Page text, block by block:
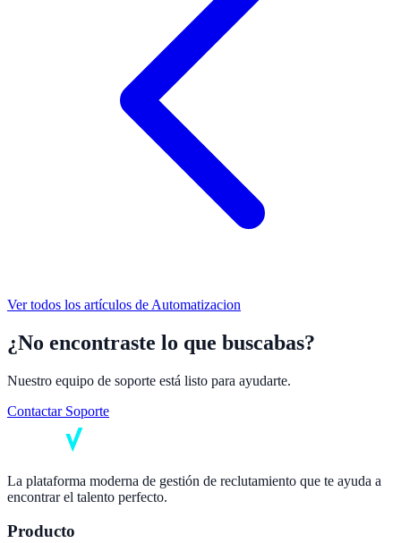
Ver todos los artículos de Automatizacion
¿No encontraste lo que buscabas?
Nuestro equipo de soporte está listo para ayudarte.
Contactar Soporte
La plataforma moderna de gestión de reclutamiento que te ayuda a
encontrar el talento perfecto.
Producto